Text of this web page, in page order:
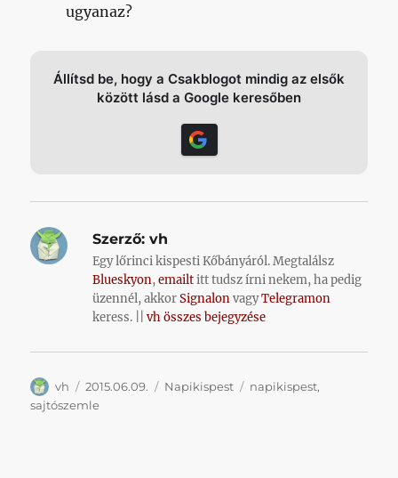
ugyanaz?
Állítsd be, hogy a Csakblogot mindig az elsők
között lásd a Google keresőben
Szerző: vh
Egy lőrinci kispesti Kőbányáról. Megtalálsz
Blueskyon,emailtitt tudsz írni nekem, ha pedig
üzennél, akkorSignalonvagyTelegramon
keress. ||vh összes bejegyzése
Szerző
vh Közzétéve
2015.06.09. Kategória
Napikispest Címke
napikispest,
sajtószemle